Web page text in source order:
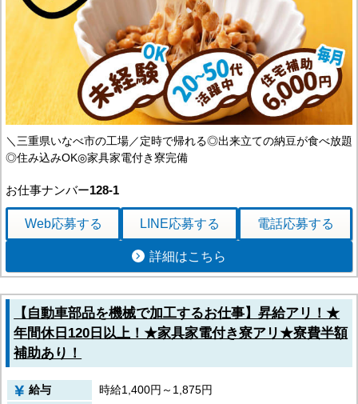
＼三重県いなべ市の工場／定時で帰れる◎出来立ての納豆が食べ放題
◎住み込みOK◎家具家電付き寮完備
お仕事ナンバー128-1
Web応募する LINE応募する 電話応募する
詳細はこちら
【自動車部品を機械で加工するお仕事】昇給アリ！★
年間休日120日以上！★家具家電付き寮アリ★寮費半額
補助あり！
給与 時給1,400円～1,875円